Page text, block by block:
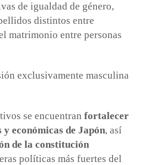
de igualdad de género,
distintos entre
matrimonio entre personas
exclusivamente masculina
se encuentranfortalecer
económicas de Japón, así
de la constitución
políticas más fuertes del